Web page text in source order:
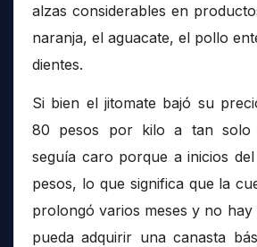
alzas considerables en
naranja, el aguacate, el pollo
dientes.
Si bien el jitomate bajó su
80 pesos por kilo a tan solo
seguía caro porque a inicios
pesos, lo que significa que la
prolongó varios meses y no hay
pueda adquirir una canasta